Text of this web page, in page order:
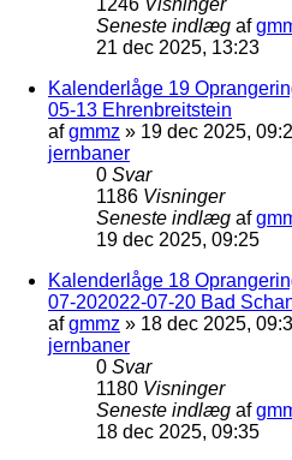
Seneste indlæg af
21 dec 2025, 13:23
Kalenderlåge 19
05-13 Ehrenbreitstein
afgmmz » 19 dec 2025,
jernbaner
0 Svar
1186 Visninger
Seneste indlæg af
19 dec 2025, 09:25
Kalenderlåge 18
07-202022-07-20 Bad
afgmmz » 18 dec 2025,
jernbaner
0 Svar
1180 Visninger
Seneste indlæg af
18 dec 2025, 09:35